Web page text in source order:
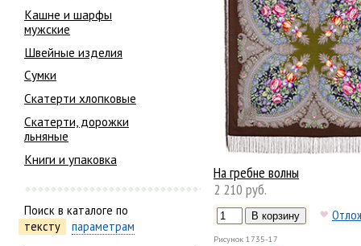
Кашне и шарфы
мужские
Швейные изделия
Сумки
Скатерти хлопковые
Скатерти, дорожки
льняные
Книги и упаковка
Поиск в каталоге по
тексту
параметрам
На гребне волны
2 210 руб.
Рисунок 1735-17